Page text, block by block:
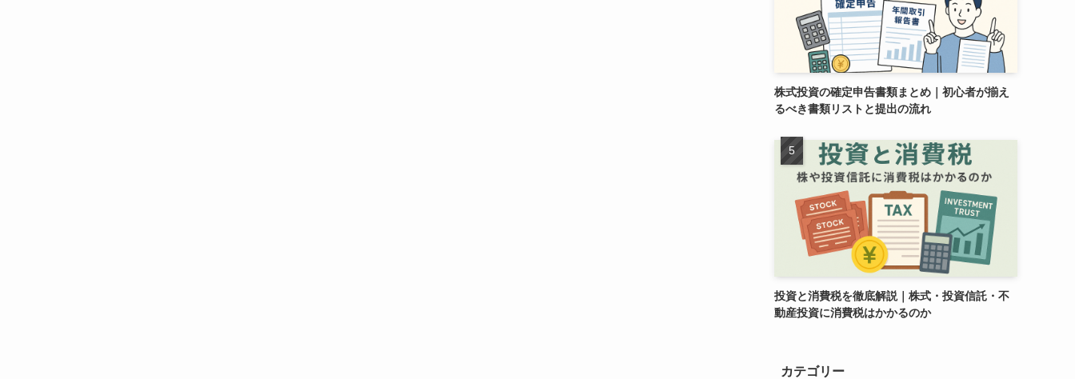
株式投資の確定申告書類まとめ｜初心者が揃え
るべき書類リストと提出の流れ
投資と消費税を徹底解説｜株式・投資信託・不
動産投資に消費税はかかるのか
カテゴリー